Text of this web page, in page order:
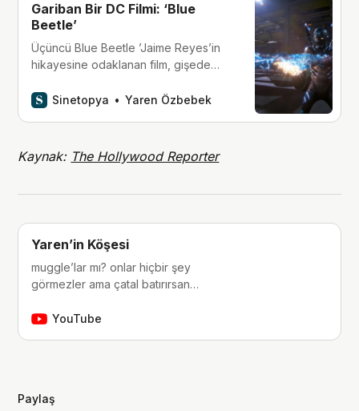
Gariban Bir DC Filmi: ‘Blue
Beetle’
Üçüncü Blue Beetle ’Jaime Reyes’in
hikayesine odaklanan film, gişede
orijin öyküsü sunuyor ve izleyicilerin
Sinetopya Yaren Özbebek
Kaynak: The Hollywood Reporter
Yaren’in Köşesi
muggle’lar mı? onlar hiçbir şey
görmezler ama çatal batırırsan
çocukluğumdan beri tutkunu olduğum
de bana eşlik etmek…
YouTube
Paylaş